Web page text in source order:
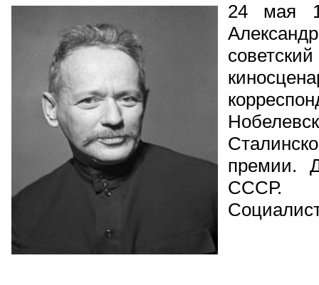
24 мая
премии.